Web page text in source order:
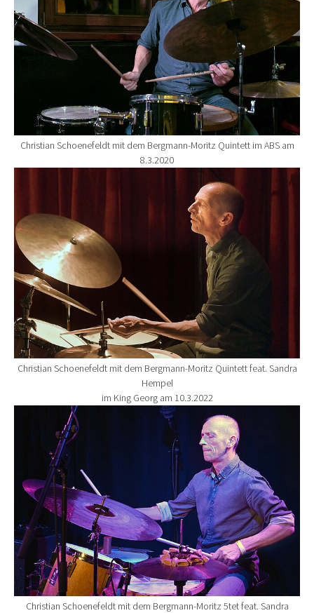
Christian Schoenefeldt mit dem Bergmann-Moritz Quintett im ABS am
8.3.2020
Christian Schoenefeldt mit dem Bergmann-Moritz Quintett feat. Sandra
Hempel
im King Georg am 10.3.2022
Show larger version for:
Christian Schoenefeldt mit dem Bergmann-Moritz 5tet feat. Sandra